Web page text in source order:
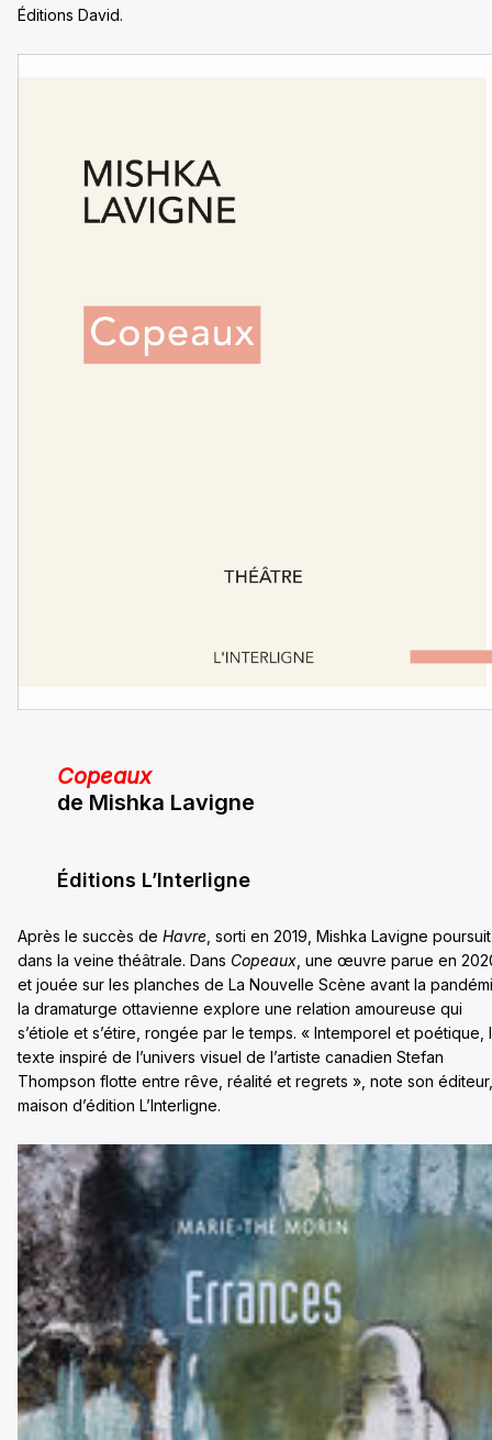
Éditions David.
Copeaux
de Mishka Lavigne
Éditions L’Interligne
Après le succès de Havre , sorti en 2019, Mishka Lavigne poursuit
dans la veine théâtrale. Dans Copeaux , une œuvre parue en
et jouée sur les planches de La Nouvelle Scène avant la
la dramaturge ottavienne explore une relation amoureuse qui
s’étiole et s’étire, rongée par le temps. « Intemporel et poétique,
texte inspiré de l’univers visuel de l’artiste canadien Stefan
Thompson flotte entre rêve, réalité et regrets », note son
maison d’édition L’Interligne.